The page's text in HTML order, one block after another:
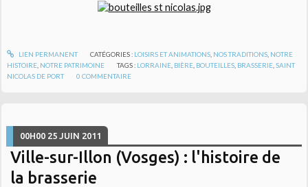
LIEN PERMANENT CATÉGORIES : LOISIRS ET ANIMATIONS, NOS TRADITIONS, NOTRE
HISTOIRE NOTRE PATRIMOINE TAGS : LORRAINE BIÈRE BOUTEILLES BRASSERIE ,SAINT
NICOLAS DE PORT
0 COMMENTAIRE
00H00 25 JUIN 2011
Ville-sur-Illon (Vosges) : l'histoire de
la brasserie